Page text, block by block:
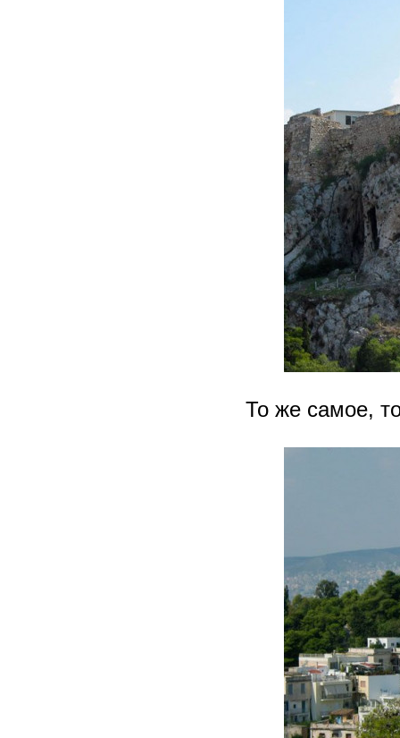
То же самое,